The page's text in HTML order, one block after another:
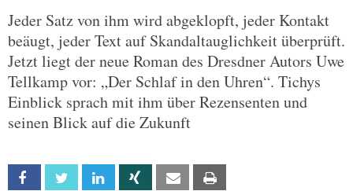
Jeder Satz von ihm wird abgeklopft, jeder Kontakt
beäugt, jeder Text auf Skandaltauglichkeit überprüft.
Jetzt liegt der neue Roman des Dresdner Autors Uwe
Tellkamp vor: „Der Schlaf in den Uhren“. Tichys
Einblick sprach mit ihm über Rezensenten und
seinen Blick auf die Zukunft
Facebook Twitter Linkedin Xing Email